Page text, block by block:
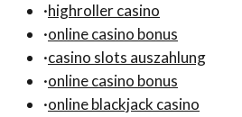
·highroller casino
·online casino bonus
·casino slots auszahlung
·online casino bonus
·online blackjack casino